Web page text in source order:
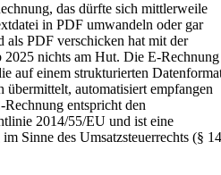
das dürfte sich mittlerweile
in PDF umwandeln oder gar
als PDF verschicken hat mit der
2025 nichts am Hut. Die E-Rechnung
auf einem strukturierten
übermittelt, automatisiert empfangen
entspricht den
2014/55/EU und ist eine
Sinne des Umsatzsteuerrechts (§ 14